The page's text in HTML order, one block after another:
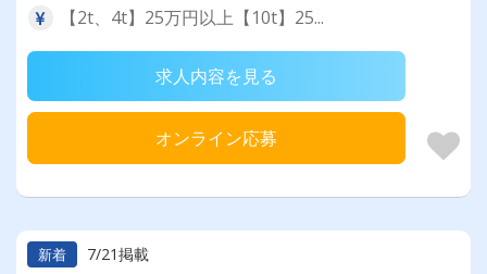
【2t、4t】25万円以上【10t】25...
求人内容を見る
オンライン応募
新着 7/21掲載